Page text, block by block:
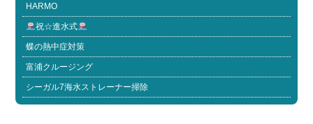
HARMO
祝☆進水式
蝶の熱中症対策
富浦クルージング
シーガル7海水ストレーナー掃除